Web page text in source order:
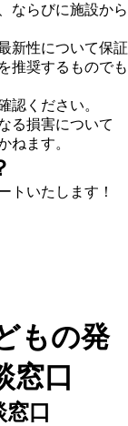
ならびに施設から
新性について保証
推奨するものでも
認ください。
る損害について
ねます。
トいたします！
もの発
窓口
口